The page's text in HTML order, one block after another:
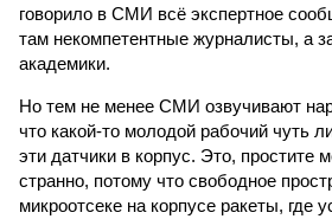
говорило в СМИ всё экспертное
там некомпетентные журналисты, а
академики.
Но тем не менее СМИ озвучивают
что какой-то молодой рабочий чуть
эти датчики в корпус. Это, простите
странно, потому что свободное
микроотсеке на корпусе ракеты, где